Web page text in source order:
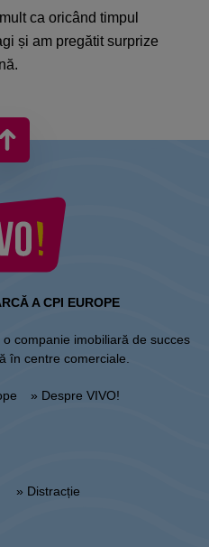
ca oricând timpul
și am pregătit surprize
A CPI EUROPE
companie imobiliară de succes
în centre comerciale.
» Despre VIVO!
» Distracție